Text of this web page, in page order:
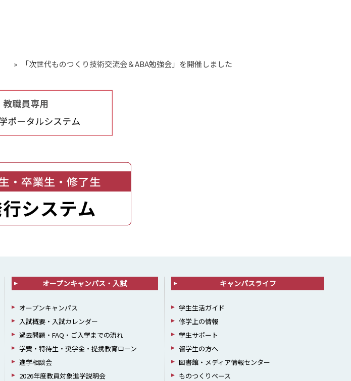
» 「次世代ものつくり技術交流会＆ABA勉強会」を開催しました
オープンキャンパス・入試
オープンキャンパス
入試概要・入試カレンダー
過去問題・FAQ・ご入学までの流れ
学費・特待生・奨学金・提携教育ローン
進学相談会
2026年度教員対象進学説明会
キャンパスライフ
学生生活ガイド
修学上の情報
学生サポート
留学生の方へ
図書館・メディア情報センター
ものつくりベース